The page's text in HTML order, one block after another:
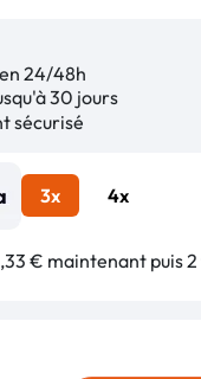
24/48h
30 jours
sécurisé
3x 4x
€ maintenant puis